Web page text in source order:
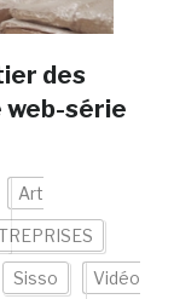
des
web-série
Art
Sisso Vidéo